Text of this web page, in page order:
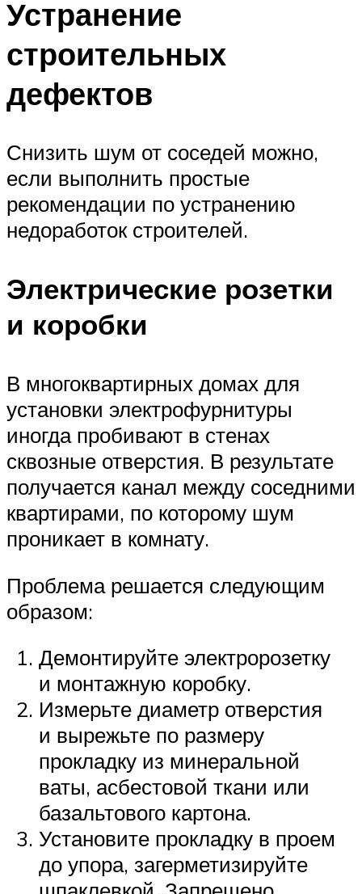
Устранение
строительных
дефектов
Снизить шум от соседей можно,
если выполнить простые
рекомендации по устранению
недоработок строителей.
Электрические розетки
и коробки
В многоквартирных домах для
установки электрофурнитуры
иногда пробивают в стенах
сквозные отверстия. В результате
получается канал между соседними
квартирами, по которому шум
проникает в комнату.
Проблема решается следующим
образом:
Демонтируйте электророзетку
и монтажную коробку.
Измерьте диаметр отверстия
и вырежьте по размеру
прокладку из минеральной
ваты, асбестовой ткани или
базальтового картона.
Установите прокладку в проем
до упора, загерметизируйте